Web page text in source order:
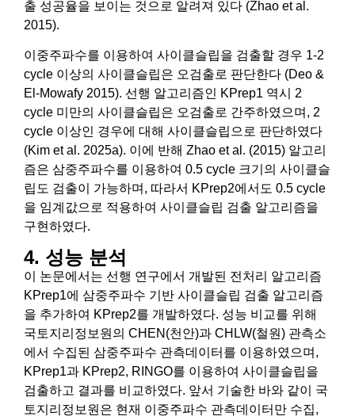
출 성공율을 보이는 것으로 알려져 있다 (Zhao et al.
2015).
이중주파수를 이용하여 사이클슬립을 검출할 경우 1-2
cycle 이상의 사이클슬립은 오검출로 판단한다 (Deo &
El-Mowafy 2015). 선행 알고리즘인 KPrep1 역시 2
cycle 미만의 사이클슬립은 오검출로 간주하였으며, 2
cycle 이상인 경우에 대해 사이클슬립으로 판단하였다
(Kim et al. 2025a). 이에 반해 Zhao et al. (2015) 알고리
즘은 삼중주파수를 이용하여 0.5 cycle 크기의 사이클슬
립도 검출이 가능하며, 따라서 KPrep2에서도 0.5 cycle
을 임계값으로 적용하여 사이클슬립 검출 알고리즘을
구현하였다.
4. 성능 분석
이 논문에서는 선행 연구에서 개발된 전처리 알고리즘
KPrep1에 삼중주파수 기반 사이클슬립 검출 알고리즘
을 추가하여 KPrep2를 개발하였다. 성능 비교를 위해
국토지리정보원의 CHEN(천안)과 CHLW(철원) 관측소
에서 수집된 삼중주파수 관측데이터를 이용하였으며,
KPrep1과 KPrep2, RINGO를 이용하여 사이클슬립을
검출하고 결과를 비교하였다. 앞서 기술한 바와 같이 국
토지리정보원은 현재 이중주파수 관측데이터만 수집,